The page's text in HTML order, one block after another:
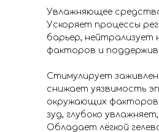
Увлажняющее
Ускоряет процессы
барьер, нейтрализует
факторов и
Стимулирует
снижает уязвимость
окружающих
зуд, глубоко
Обладает лёгкой